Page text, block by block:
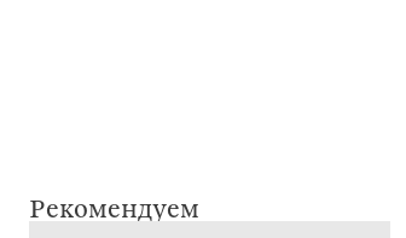
Рекомендуем